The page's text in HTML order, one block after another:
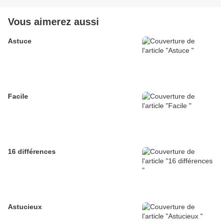
Vous aimerez aussi
Astuce
Facile
16 différences
Astucieux